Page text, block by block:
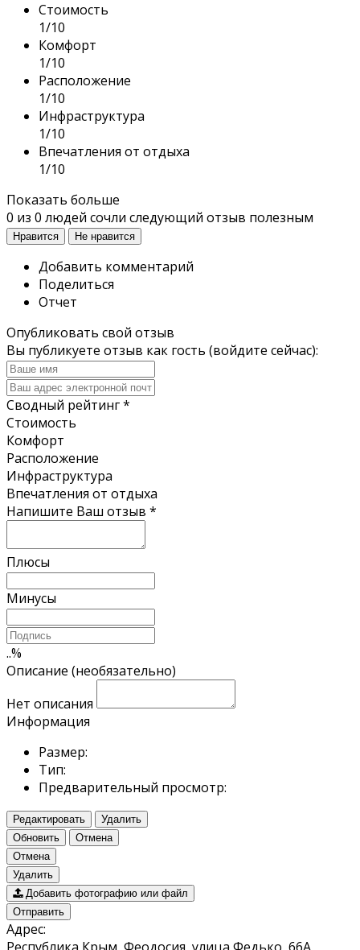
Стоимость
1/10
Комфорт
1/10
Расположение
1/10
Инфраструктура
1/10
Впечатления от отдыха
1/10
Показать больше
0 из 0 людей сочли следующий отзыв полезным
Нравится Не нравится
Добавить комментарий
Поделиться
Отчет
Опубликовать свой отзыв
Вы публикуете отзыв как гость (войдите сейчас):
Сводный рейтинг*
Стоимость
Комфорт
Расположение
Инфраструктура
Впечатления от отдыха
Напишите Ваш отзыв *
Плюсы
Минусы
..%
Описание (необязательно)
Нет описания
Информация
Размер:
Тип:
Предварительный просмотр:
Редактировать
Удалить
Обновить
Отмена
Отмена
Удалить
Добавить фотографию или файл
Отправить
Адрес: